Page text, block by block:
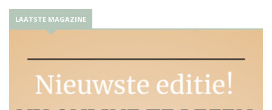
LAATSTE MAGAZINE